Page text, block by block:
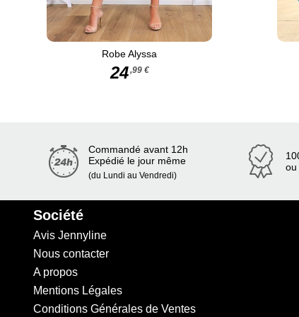
Robe Alyssa
24,99 €
Commandé avant 12h
Expédié le jour même
(du Lundi au Vendredi)
ou
Société
Avis Jennyline
Nous contacter
A propos
Mentions Légales
Conditions Générales de Ventes